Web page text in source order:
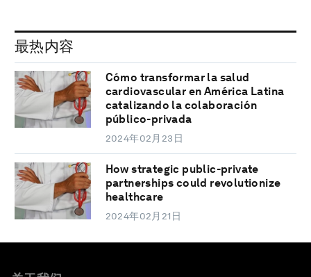
最热内容
Cómo transformar la salud
cardiovascular en América Latina
catalizando la colaboración
público-privada
2024年02月23日
How strategic public-private
partnerships could revolutionize
healthcare
2024年02月21日